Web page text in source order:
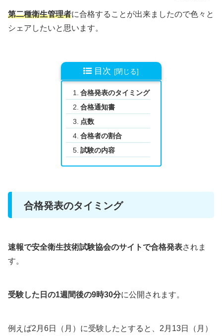
第二種衛生管理者に合格することが出来ましたので色々と
シェアしたいと思います。
目次
合格発表のタイミング
合格通知書
点数
合格者の割合
試験の内容
合格発表のタイミング
速報で安全衛生技術試験協会のサイトで合格発表されま
す。
受験した日の1週間後の9時30分に公開されます。
例えば2月6日（月）に受験したとすると、2月13日（月）